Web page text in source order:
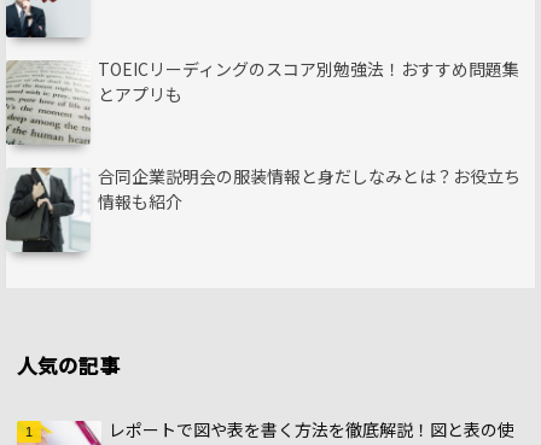
TOEICリーディングのスコア別勉強法！おすすめ問題集
とアプリも
合同企業説明会の服装情報と身だしなみとは？お役立ち
情報も紹介
人気の記事
レポートで図や表を書く方法を徹底解説！図と表の使